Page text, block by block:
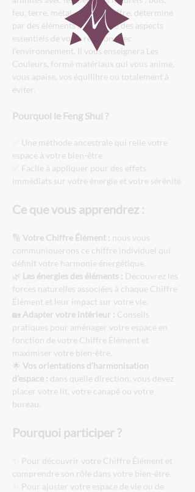
feu, terre, métal, eau. Ce chiffre, déterminé
par des éléments clés, révèle des aspects
essentiels de votre relation avec
l’environnement. Il vous enseignera Les
Couleurs, formé matériaux qui vous anime,
vous apaise, vos équilibre ou totalement à
éviter.
Pourquoi le Feng Shui ?
✅ Une méthode ancestrale qui relie votre
espace à votre bien-être
✅ Facile à appliquer pour des effets
immédiats sur votre énergie et votre sérénité
Ce que vous apprendrez :
🔢 Votre Chiffre Élément : nous vous
communiquerons ce chiffre individuel qui
définit votre harmonie énergétique.
🌿 Les énergies des éléments : Découvrez les
forces naturelles associées à chaque Chiffre
Élément et leur impact sur votre vie.
🏡 Adapter votre intérieur : Conseils
pratiques pour aménager votre espace en
fonction de votre Chiffre Élément et
maximiser votre bien-être.
🌟 Vos orientations d’harmonisation
d’espace : dans quelle direction, vous devez
placer votre lit, votre canapé ou votre
bureau.
Pourquoi participer ?
✨ Pour découvrir votre Chiffre Élément et
comprendre son rôle dans votre bien-être.
✨ Pour ajuster votre espace de vie ou de